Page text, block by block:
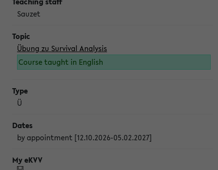
Sauzet
Übung zu Survival Analysis
Course taught in English
Ü
by appointment [12.10.2026-05.02.2027]